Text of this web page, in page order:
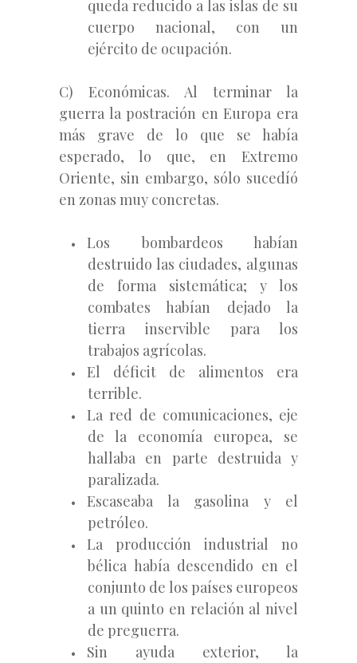
queda reducido a las islas de su
cuerpo nacional, con un
ejército de ocupación.
C) Económicas. Al terminar la
guerra la postración en Europa era
más grave de lo que se había
esperado, lo que, en Extremo
Oriente, sin embargo, sólo sucedíó
en zonas muy concretas.
Los bombardeos habían
destruido las ciudades, algunas
de forma sistemática; y los
combates habían dejado la
tierra inservible para los
trabajos agrícolas.
El déficit de alimentos era
terrible.
La red de comunicaciones, eje
de la economía europea, se
hallaba en parte destruida y
paralizada.
Escaseaba la gasolina y el
petróleo.
La producción industrial no
bélica había descendido en el
conjunto de los países europeos
a un quinto en relación al nivel
de preguerra.
Sin ayuda exterior, la